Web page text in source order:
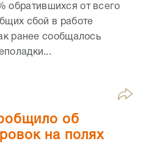
обратившихся от всего
сбой в работе
ранее сообщалось
об
на полях